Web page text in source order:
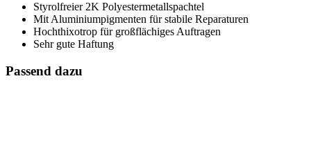
Styrolfreier 2K Polyestermetallspachtel
Mit Aluminiumpigmenten für stabile Reparaturen
Hochthixotrop für großflächiges Auftragen
Sehr gute Haftung
Passend dazu